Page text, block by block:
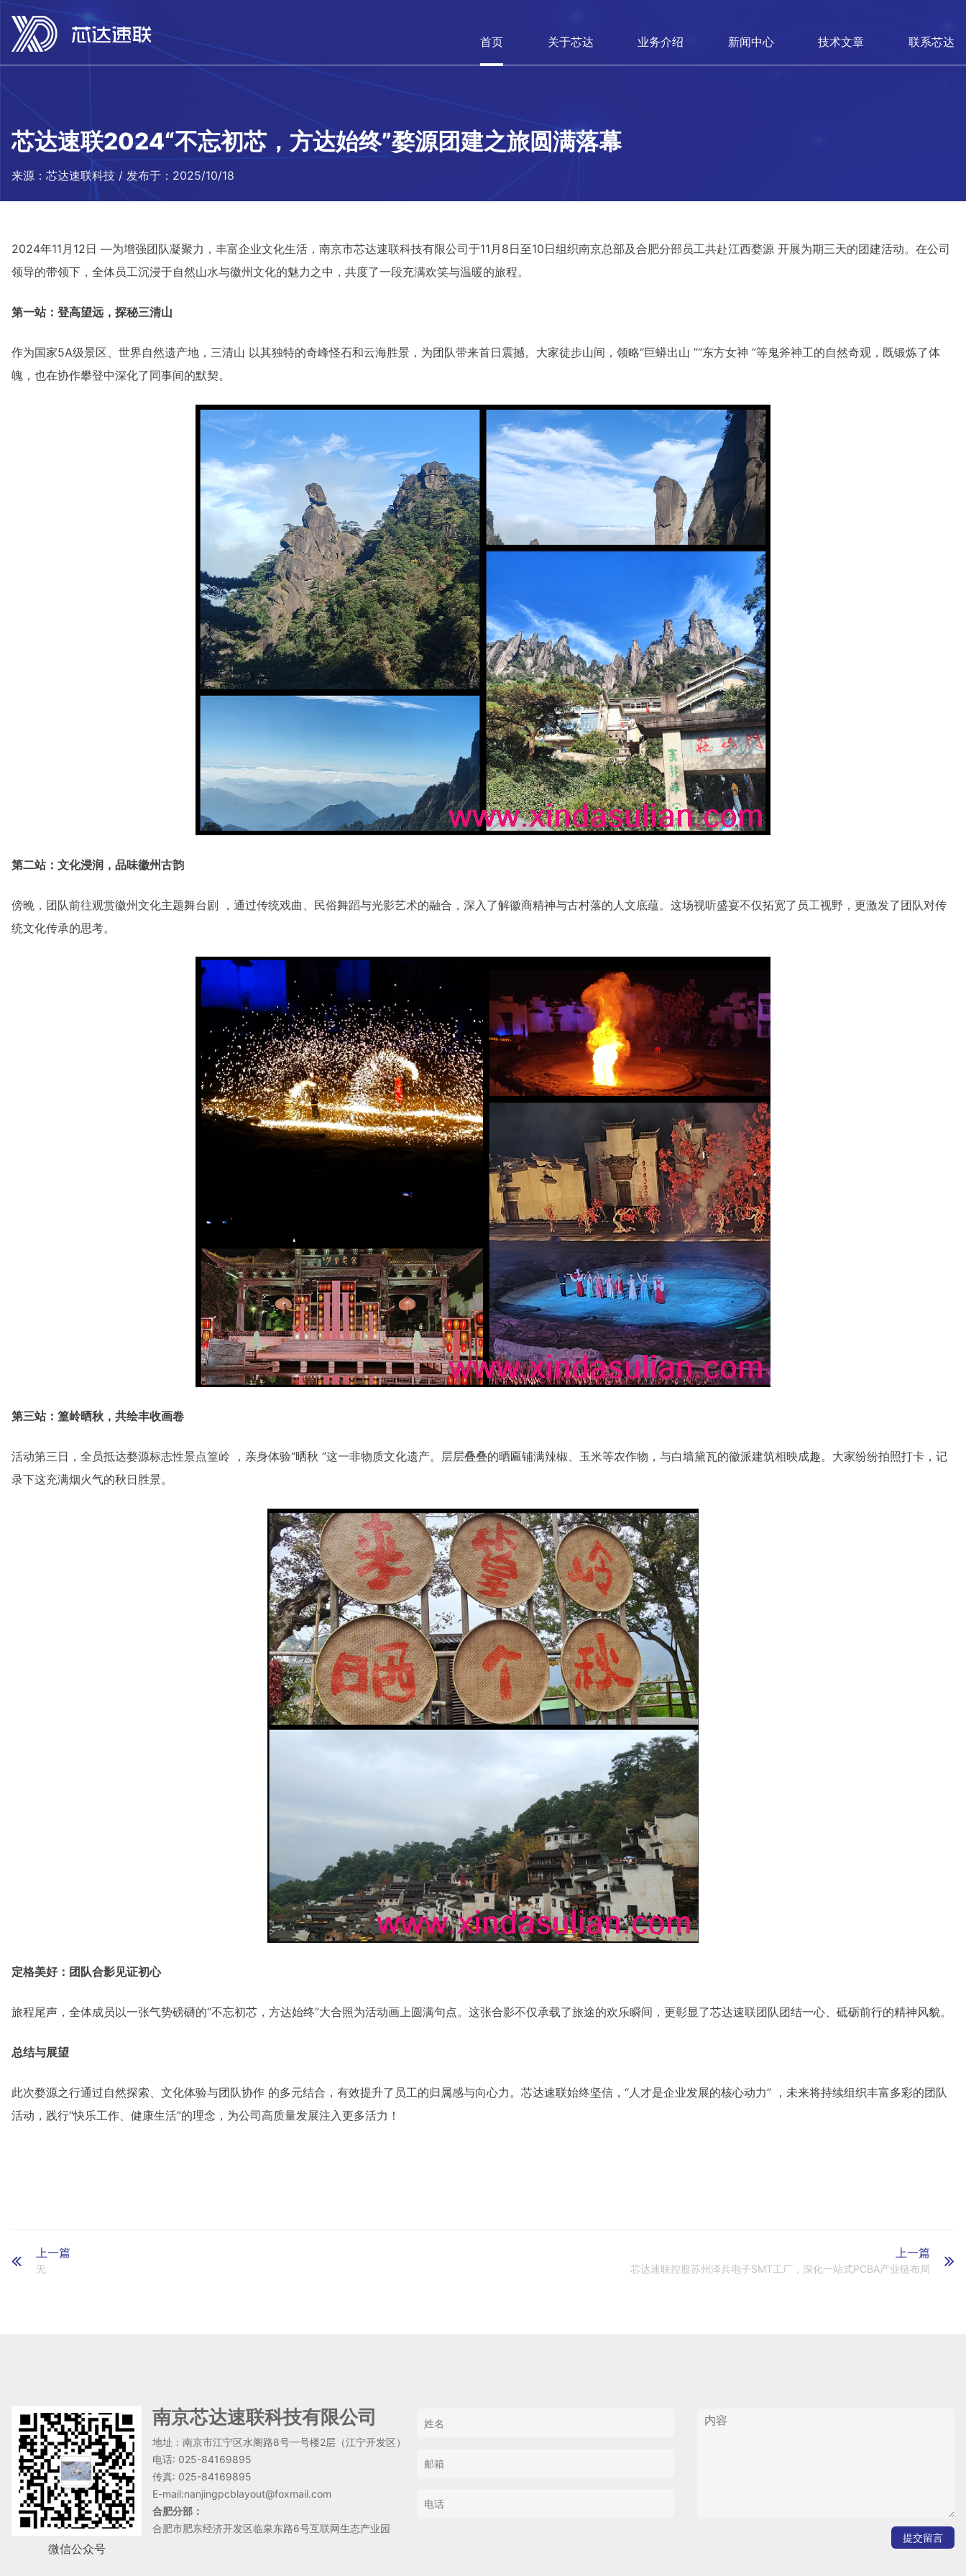
首页 关于芯达 业务介绍 新闻中心 技术文章 联系芯达
芯达速联2024“不忘初芯，方达始终”婺源团建之旅圆满落幕
来源：芯达速联科技 / 发布于：2025/10/18
2024年11月12日 —为增强团队凝聚力，丰富企业文化生活，南京市芯达速联科技有限公司于11月8日至10日组织南京总部及合肥分部员工共赴江西婺源 开展为期三天的团建活动。在公司
领导的带领下，全体员工沉浸于自然山水与徽州文化的魅力之中，共度了一段充满欢笑与温暖的旅程。
第一站：登高望远，探秘三清山
作为国家5A级景区、世界自然遗产地，三清山 以其独特的奇峰怪石和云海胜景，为团队带来首日震撼。大家徒步山间，领略“巨蟒出山 ”“东方女神 ”等鬼斧神工的自然奇观，既锻炼了体
魄，也在协作攀登中深化了同事间的默契。
第二站：文化浸润，品味徽州古韵
傍晚，团队前往观赏徽州文化主题舞台剧 ，通过传统戏曲、民俗舞蹈与光影艺术的融合，深入了解徽商精神与古村落的人文底蕴。这场视听盛宴不仅拓宽了员工视野，更激发了团队对传
统文化传承的思考。
第三站：篁岭晒秋，共绘丰收画卷
活动第三日，全员抵达婺源标志性景点篁岭 ，亲身体验“晒秋 ”这一非物质文化遗产。层层叠叠的晒匾铺满辣椒、玉米等农作物，与白墙黛瓦的徽派建筑相映成趣。大家纷纷拍照打卡，记
录下这充满烟火气的秋日胜景。
定格美好：团队合影见证初心
旅程尾声，全体成员以一张气势磅礴的“不忘初芯，方达始终”大合照为活动画上圆满句点。这张合影不仅承载了旅途的欢乐瞬间，更彰显了芯达速联团队团结一心、砥砺前行的精神风貌。
总结与展望
此次婺源之行通过自然探索、文化体验与团队协作 的多元结合，有效提升了员工的归属感与向心力。芯达速联始终坚信，“人才是企业发展的核心动力” ，未来将持续组织丰富多彩的团队
活动，践行“快乐工作、健康生活”的理念，为公司高质量发展注入更多活力！
上一篇
无
上一篇
芯达速联控股苏州泽兵电子SMT工厂，深化一站式PCBA产业链布局
微信公众号
南京芯达速联科技有限公司
地址：南京市江宁区水阁路8号一号楼2层（江宁开发区）
电话: 025-84169895
传真: 025-84169895
E-mail:nanjingpcblayout@foxmail.com
合肥分部：
合肥市肥东经济开发区临泉东路6号互联网生态产业园
提交留言